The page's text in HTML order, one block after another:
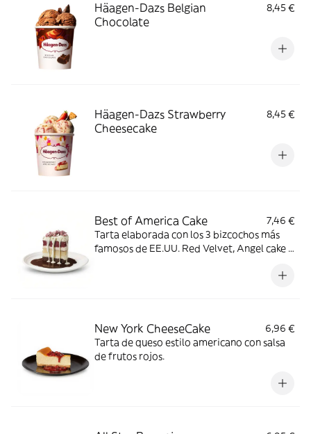
Häagen-Dazs Belgian
Chocolate
8,45 €
Häagen-Dazs Strawberry
Cheesecake
8,45 €
Best of America Cake
7,46 €
Tarta elaborada con los 3 bizcochos más
famosos de EE.UU. Red Velvet, Angel cake y
New York CheeseCake
6,96 €
Tarta de queso estilo americano con salsa
de frutos rojos.